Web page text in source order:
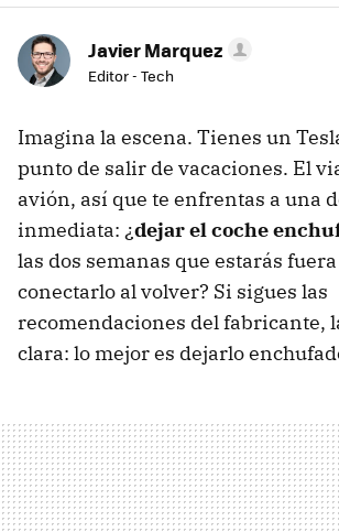
Javier Marquez
Editor - Tech
Imagina la escena. Tienes un
punto de salir de vacaciones. El
avión, así que te enfrentas a una
inmediata: ¿dejar el coche
las dos semanas que estarás
conectarlo al volver? Si sigues las
recomendaciones del fabricante,
clara: lo mejor es dejarlo